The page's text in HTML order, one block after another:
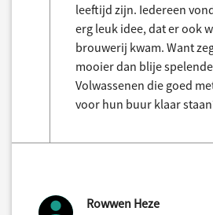
leeftijd zijn. Iedereen
erg leuk idee, dat er ook
brouwerij kwam. Want
mooier dan blije
Volwassenen die goed
voor hun buur klaar
Rowwen Heze